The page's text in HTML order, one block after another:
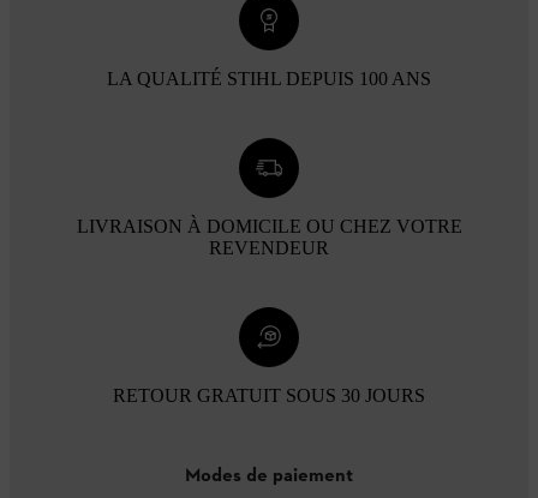
LA QUALITÉ STIHL DEPUIS 100 ANS
LIVRAISON À DOMICILE OU CHEZ VOTRE
REVENDEUR
RETOUR GRATUIT SOUS 30 JOURS
Modes de paiement